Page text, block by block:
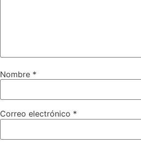
Nombre *
Correo electrónico *